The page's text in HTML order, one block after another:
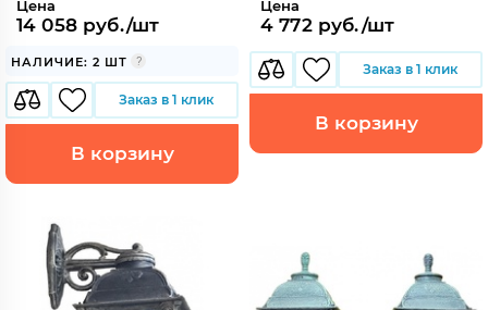
Цена
14 058 руб./шт
НАЛИЧИЕ: 2 ШТ
Заказ в 1 клик
В корзину
Цена
4 772 руб./шт
Заказ в 1 клик
В корзину